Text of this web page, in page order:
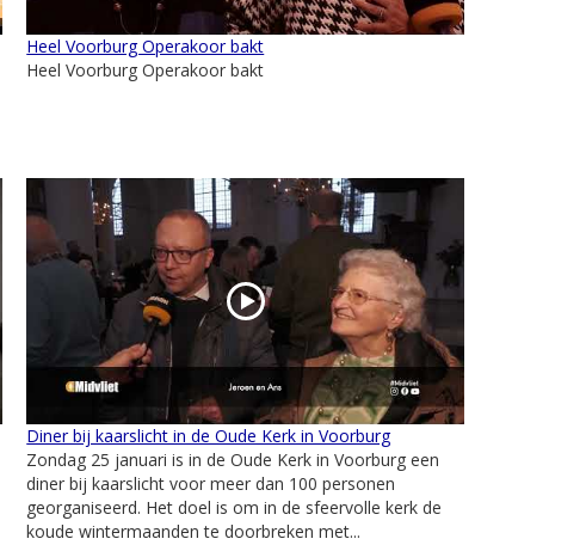
Heel Voorburg Operakoor bakt
Heel Voorburg Operakoor bakt
Diner bij kaarslicht in de Oude Kerk in Voorburg
Zondag 25 januari is in de Oude Kerk in Voorburg een
diner bij kaarslicht voor meer dan 100 personen
georganiseerd. Het doel is om in de sfeervolle kerk de
koude wintermaanden te doorbreken met...